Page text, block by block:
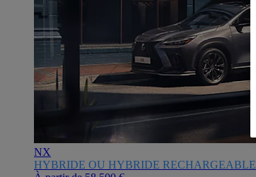
NX
HYBRIDE OU HYBRIDE RECHARGEABLE